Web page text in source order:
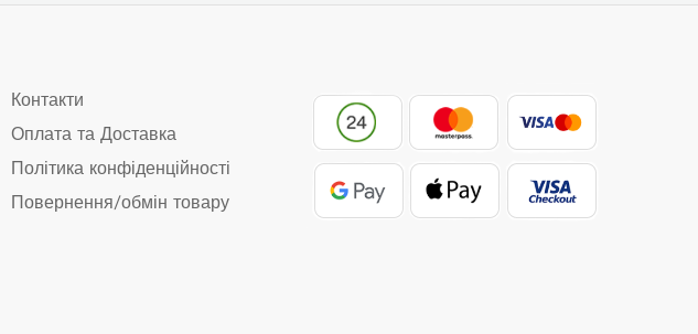
Контакти
Оплата та Доставка
Політика конфіденційності
Повернення/обмін товару